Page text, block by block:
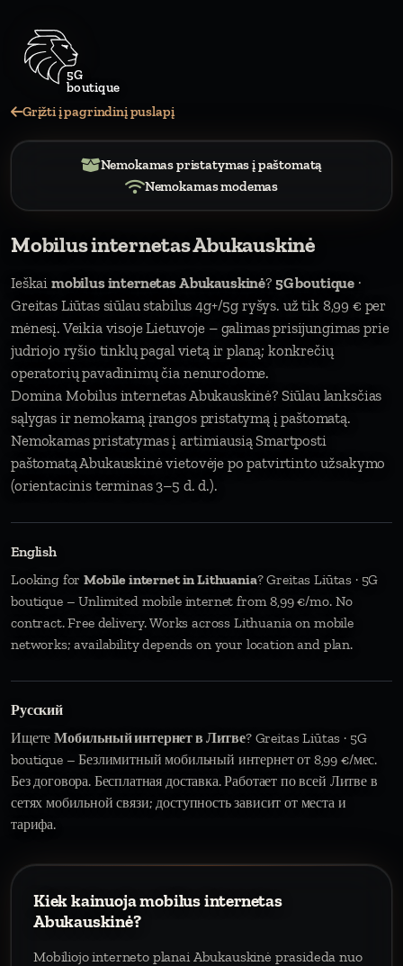
5G
Grįžti į pagrindinį puslapį
Nemokamas pristatymas į paštomatą
Nemokamas modemas
Mobilus internetas Abukauskinė
Ieškai mobilus internetas Abukauskinė? 5G boutique ·
Greitas Liūtas siūlau stabilus 4g+/5g ryšys. už tik 8,99 € per
mėnesį. Veikia visoje Lietuvoje – galimas prisijungimas prie
judriojo ryšio tinklų pagal vietą ir planą; konkrečių
operatorių pavadinimų čia nenurodome.
Domina Mobilus internetas Abukauskinė? Siūlau lanksčias
sąlygas ir nemokamą įrangos pristatymą į paštomatą.
Nemokamas pristatymas į artimiausią Smartposti
paštomatą Abukauskinė vietovėje po patvirtinto užsakymo
(orientacinis terminas 3–5 d. d.).
English
Looking forMobile internet in Lithuania? Greitas Liūtas · 5G
boutique – Unlimited mobile internet from 8,99 €/mo. No
contract. Free delivery. Works across Lithuania on mobile
networks; availability depends on your location and plan.
Русский
ИщетеМобильный интернет в Литве? Greitas Liūtas · 5G
boutique – Безлимитный мобильный интернет от 8,99 €/мес.
Без договора. Бесплатная доставка. Работает по всей Литве в
сетях мобильной связи; доступность зависит от места и
тарифа.
Kiek kainuoja mobilus internetas
Abukauskinė?
Mobiliojo interneto planai Abukauskinė prasideda nuo